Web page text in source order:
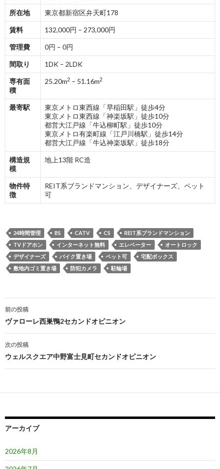
所在地 東京都新宿区弁天町178
賃料 132,000円 – 273,000円
管理費 0円 – 0円
間取り 1DK – 2LDK
専有面
積
25.20m2 – 51.16m2
最寄駅
東京メトロ東西線「早稲田駅」徒歩4分
東京メトロ東西線「神楽坂駅」徒歩10分
都営大江戸線「牛込柳町駅」徒歩10分
東京メトロ有楽町線「江戸川橋駅」徒歩14分
都営大江戸線「牛込神楽坂駅」徒歩18分
構造規
模
地上13階 RC造
物件特
徴
REIT系ブランドマンション、デザイナーズ、ペット
可
24時間管理 BS CATV CS
REIT系ブランドマンション
TVドアホン
インターネット無料 エレベーター
オートロック
デザイナーズ
バイク置き場 ペット可
宅配ボックス
敷地内ゴミ置き場
防犯カメラ 駐輪場
投
稿
ナ
ビ
ゲ
ー
ョ
前の投稿
ヴァローレ西巣鴨2セカンドオピニオン
次の投稿
ウェルスクエア中野富士見町セカンドオピニオン
アーカイブ
2026年8月